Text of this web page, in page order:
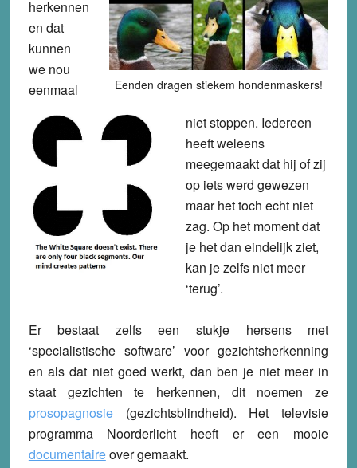
Eenden dragen stiekem hondenmaskers!
herkennen
en dat
kunnen
we nou
eenmaal
niet stoppen. Iedereen
heeft weleens
meegemaakt dat hij of zij
op iets werd gewezen
maar het toch echt niet
zag. Op het moment dat
je het dan eindelijk ziet,
kan je zelfs niet meer
‘terug’.
Er bestaat zelfs een stukje hersens met
‘specialistische software’ voor gezichtsherkenning
en als dat niet goed werkt, dan ben je niet meer in
staat gezichten te herkennen, dit noemen ze
prosopagnosie
(gezichtsblindheid). Het televisie
programma Noorderlicht heeft er een mooie
documentaireover gemaakt.